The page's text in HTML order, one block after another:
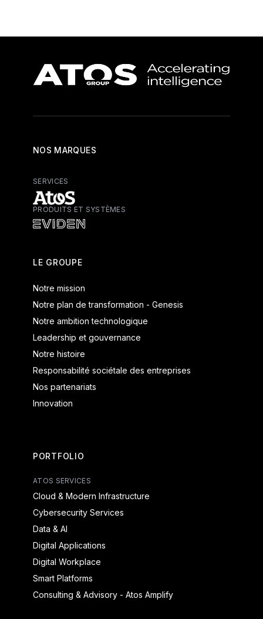
NOS MARQUES
SERVICES
Atos - Services
PRODUITS ET SYSTÈMES
LE GROUPE
Notre mission
Notre plan de transformation - Genesis
Notre ambition technologique
Leadership et gouvernance
Notre histoire
Responsabilité sociétale des entreprises
Nos partenariats
Innovation
PORTFOLIO
ATOS SERVICES
Cloud & Modern Infrastructure
Cybersecurity Services
Data & AI
Digital Applications
Digital Workplace
Smart Platforms
Consulting & Advisory - Atos Amplify